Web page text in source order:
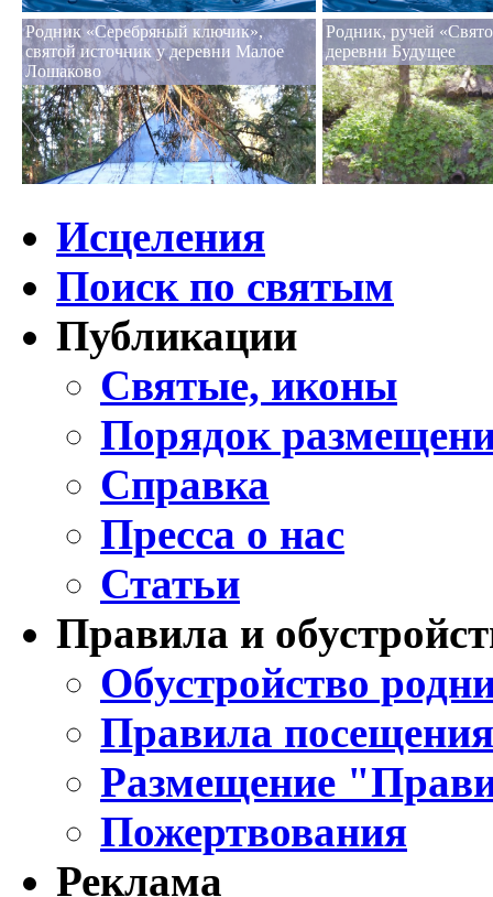
Родник «Серебряный ключик»,
святой источник у деревни Малое
Лошаково
Родник, ручей
деревни Будущее
Исцеления
Поиск по святым
Публикации
Святые, иконы
Порядок
Справка
Пресса о нас
Статьи
Правила и
Обустройство
Правила
Размещение
Пожертвования
Реклама